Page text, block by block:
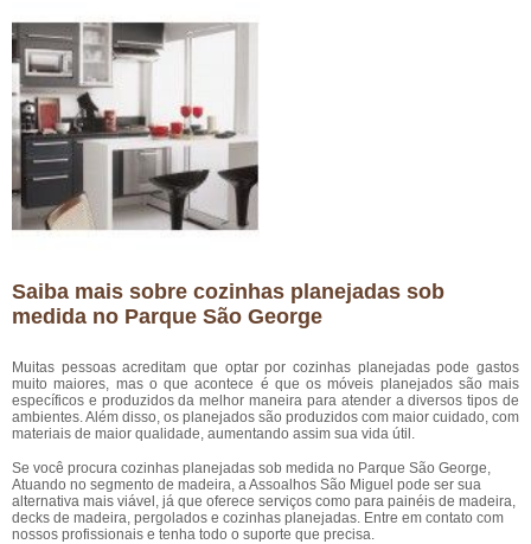
Saiba mais sobre cozinhas planejadas sob
medida no Parque São George
Muitas pessoas acreditam que optar por cozinhas planejadas pode gastos
muito maiores, mas o que acontece é que os móveis planejados são mais
específicos e produzidos da melhor maneira para atender a diversos tipos de
ambientes. Além disso, os planejados são produzidos com maior cuidado, com
materiais de maior qualidade, aumentando assim sua vida útil.
Se você procura cozinhas planejadas sob medida no Parque São George,
Atuando no segmento de madeira, a Assoalhos São Miguel pode ser sua
alternativa mais viável, já que oferece serviços como para painéis de madeira,
decks de madeira, pergolados e cozinhas planejadas. Entre em contato com
nossos profissionais e tenha todo o suporte que precisa.